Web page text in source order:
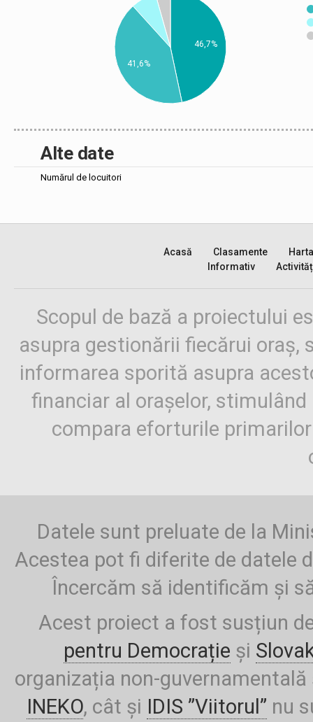
46,7%
41,6%
Alte date
Numărul de locuitori
Acasă Clasamente
Harta
Informativ
Scopul de bază a proiectului
asupra gestionării fiecărui oraș,
informarea sporită asupra
financiar al orașelor,
compara eforturile
Datele sunt preluate de la
Acestea pot fi diferite de datele
Încercăm să identificăm și
Acest proiect a fost susțiun
pentru Democrație și
organizația non-
INEKO, cât și IDIS ”Viitorul” nu